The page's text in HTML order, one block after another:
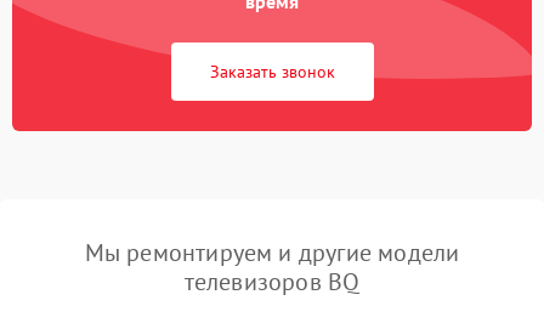
Заказать звонок
Мы ремонтируем и другие модели
телевизоров BQ